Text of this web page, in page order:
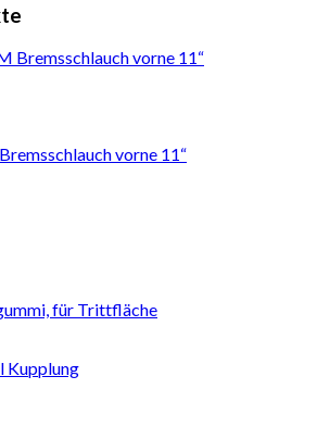
vorne 11“
für Trittfläche